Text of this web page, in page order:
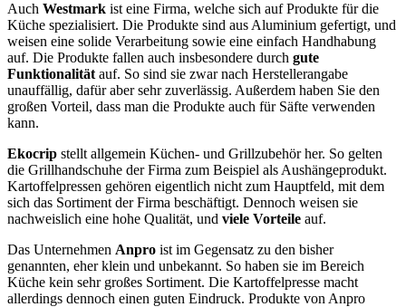
Auch Westmark ist eine Firma, welche sich auf Produkte für die
Küche spezialisiert. Die Produkte sind aus Aluminium gefertigt, und
weisen eine solide Verarbeitung sowie eine einfach Handhabung
auf. Die Produkte fallen auch insbesondere durch gute
Funktionalität auf. So sind sie zwar nach Herstellerangabe
unauffällig, dafür aber sehr zuverlässig. Außerdem haben Sie den
großen Vorteil, dass man die Produkte auch für Säfte verwenden
kann.
Ekocrip stellt allgemein Küchen- und Grillzubehör her. So gelten
die Grillhandschuhe der Firma zum Beispiel als Aushängeprodukt.
Kartoffelpressen gehören eigentlich nicht zum Hauptfeld, mit dem
sich das Sortiment der Firma beschäftigt. Dennoch weisen sie
nachweislich eine hohe Qualität, und viele Vorteile auf.
Das Unternehmen Anpro ist im Gegensatz zu den bisher
genannten, eher klein und unbekannt. So haben sie im Bereich
Küche kein sehr großes Sortiment. Die Kartoffelpresse macht
allerdings dennoch einen guten Eindruck. Produkte von Anpro